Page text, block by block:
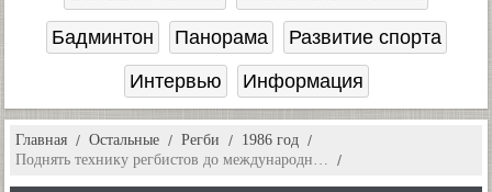
Бадминтон
Панорама
Развитие спорта
Интервью
Информация
Главная Остальные Регби
1986 год
Поднять технику регбистов до международн…